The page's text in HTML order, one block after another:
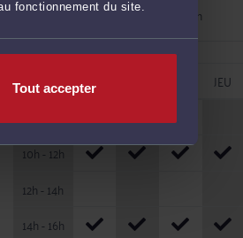
fonctionnement du site.
Tout accepter
Rendez-vous Consultation
HORAIRES LUN JEU
08h - 10h
10h - 12h
12h - 14h
14h - 16h